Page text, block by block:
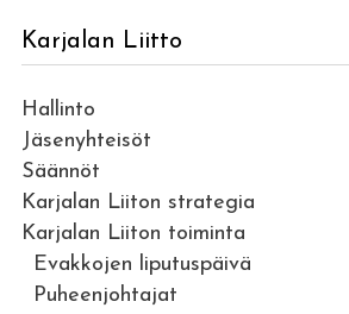
Karjalan Liitto
Hallinto
Jäsenyhteisöt
Säännöt
Karjalan Liiton strategia
Karjalan Liiton toiminta
Evakkojen liputuspäivä
Puheenjohtajat